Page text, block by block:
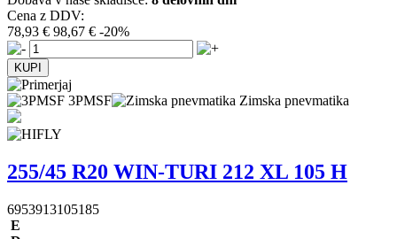
Cena z DDV:
78,93 € 98,67 € -20%
3PMSF Zimska pnevmatika
255/45 R20 WIN-TURI 212 XL 105 H
6953913105185
E